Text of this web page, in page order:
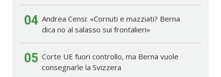
04 Andrea Censi: «Cornuti e mazziati? Berna
dica no al salasso sui frontalieri»
05 Corte UE fuori controllo, ma Berna vuole
consegnarle la Svizzera